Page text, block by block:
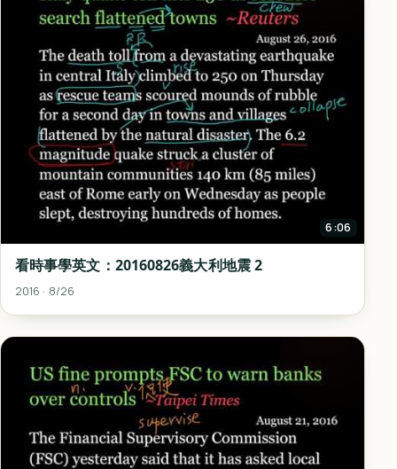
6:06
看時事學英文：20160826義大利地震 2
2016 · 8/26